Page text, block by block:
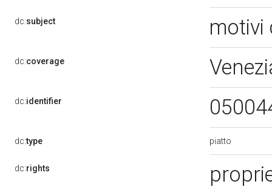
dc:subject motivi
dc:coverage
dc:identifier
dc:type piatto
dc:rights